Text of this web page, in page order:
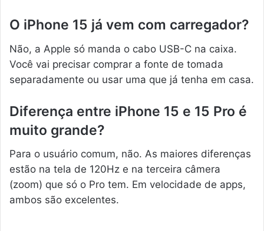
O iPhone 15 já vem com carregador?
Não, a Apple só manda o cabo USB-C na caixa.
Você vai precisar comprar a fonte de tomada
separadamente ou usar uma que já tenha em casa.
Diferença entre iPhone 15 e 15 Pro é
muito grande?
Para o usuário comum, não. As maiores diferenças
estão na tela de 120Hz e na terceira câmera
(zoom) que só o Pro tem. Em velocidade de apps,
ambos são excelentes.